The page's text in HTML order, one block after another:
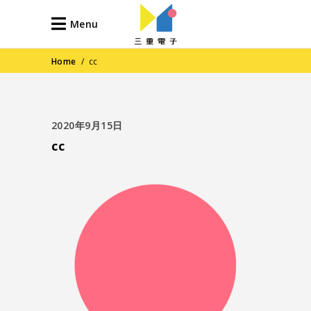
Menu
Home / cc
2020年9月15日
cc